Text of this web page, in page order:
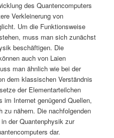
des Quantencomputers
Verkleinerung von
Um die Funktionsweise
muss man sich zunächst
beschäftigen. Die
auch von Laien
man ähnlich wie bei der
dem klassischen Verständnis
der Elementarteilchen
im Internet genügend Quellen,
nähern. Die nachfolgenden
der Quantenphysik zur
dar.